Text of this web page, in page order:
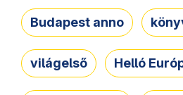
Budapest anno
világelső Helló